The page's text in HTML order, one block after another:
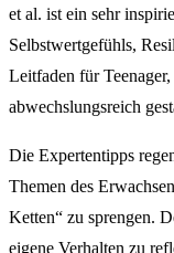
et al. ist ein sehr
Selbstwertgefühls,
Leitfaden für
abwechslungsreich
Die Expertentipps
Themen des
Ketten“ zu sprengen.
eigene Verhalten zu